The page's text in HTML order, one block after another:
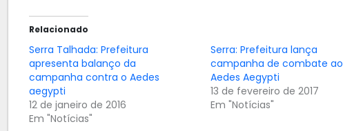
Relacionado
Serra Talhada: Prefeitura
apresenta balanço da
campanha contra o Aedes
aegypti
12 de janeiro de 2016
Em "Notícias"
Serra: Prefeitura lança
campanha de combate ao
Aedes Aegypti
13 de fevereiro de 2017
Em "Notícias"